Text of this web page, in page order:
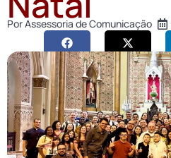
PorAssessoria de Comunicação